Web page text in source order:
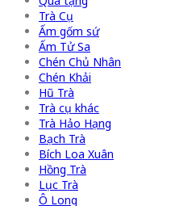
Trà Cụ
Ấm gốm sứ
Ấm Tử Sa
Chén Chủ Nhân
Chén Khải
Hũ Trà
Trà cụ khác
Trà Hảo Hạng
Bạch Trà
Bích Loa Xuân
Hồng Trà
Lục Trà
Ô Long